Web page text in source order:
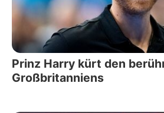
Prinz Harry kürt den
Großbritanniens